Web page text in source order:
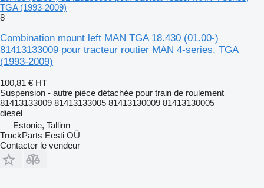
TGA (1993-2009)
8
Combination mount left MAN TGA 18.430 (01.00-)
81413133009 pour tracteur routier MAN 4-series, TGA
(1993-2009)
100,81 € HT
Suspension - autre pièce détachée pour train de roulement
81413133009 81413133005 81413130009 81413130005
diesel
Estonie, Tallinn
TruckParts Eesti OÜ
Contacter le vendeur